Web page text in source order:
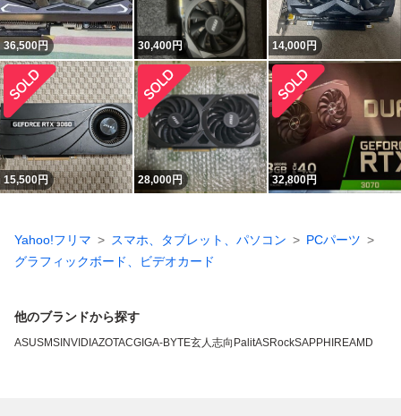
36,500円 30,400円 14,000円
15,500円 28,000円 32,800円
Yahoo!フリマ スマホ、タブレット、パソコン
PCパーツ
グラフィックボード、ビデオカード
他のブランドから探す
ASUSMSI NVIDIAZOTACGIGA-BYTE玄人志向 PalitASRockSAPPHIREAMD